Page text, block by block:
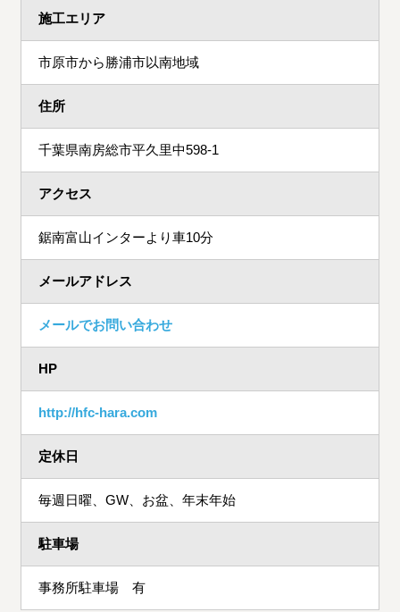
施工エリア
市原市から勝浦市以南地域
住所
千葉県南房総市平久里中598-1
アクセス
鋸南富山インターより車10分
メールアドレス
メールでお問い合わせ
HP
http://hfc-hara.com
定休日
毎週日曜、GW、お盆、年末年始
駐車場
事務所駐車場 有